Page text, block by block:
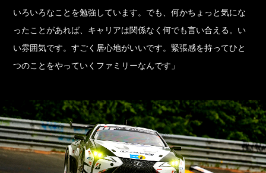
いろいろなことを勉強しています。でも、何かちょっと気にな
ったことがあれば、キャリアは関係なく何でも言い合える。い
い雰囲気です。すごく居心地がいいです。緊張感を持ってひと
つのことをやっていくファミリーなんです」